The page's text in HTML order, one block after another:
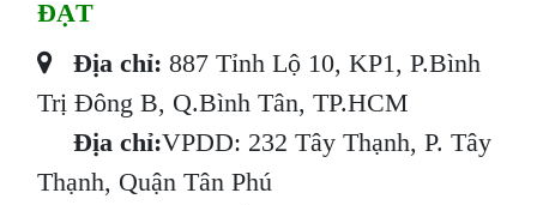
ĐẠT
Địa chỉ:887 Tỉnh Lộ 10, KP1, P.Bình
Trị Đông B, Q.Bình Tân, TP.HCM
Địa chỉ:VPDD: 232 Tây Thạnh, P. Tây
Thạnh, Quận Tân Phú